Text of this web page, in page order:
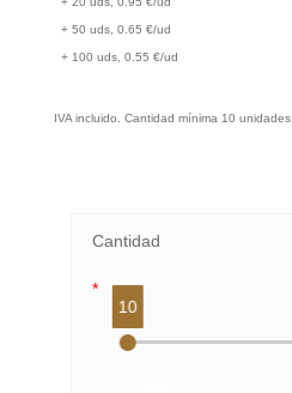
+ 50 uds, 0.65 €/ud
+ 100 uds, 0.55 €/ud
IVA incluido. Cantidad mínima 10 unidades.
Cantidad
*
10